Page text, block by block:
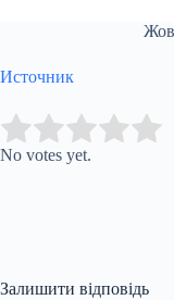
Источник
Rate this item:
No votes yet.
Залишити відповідь